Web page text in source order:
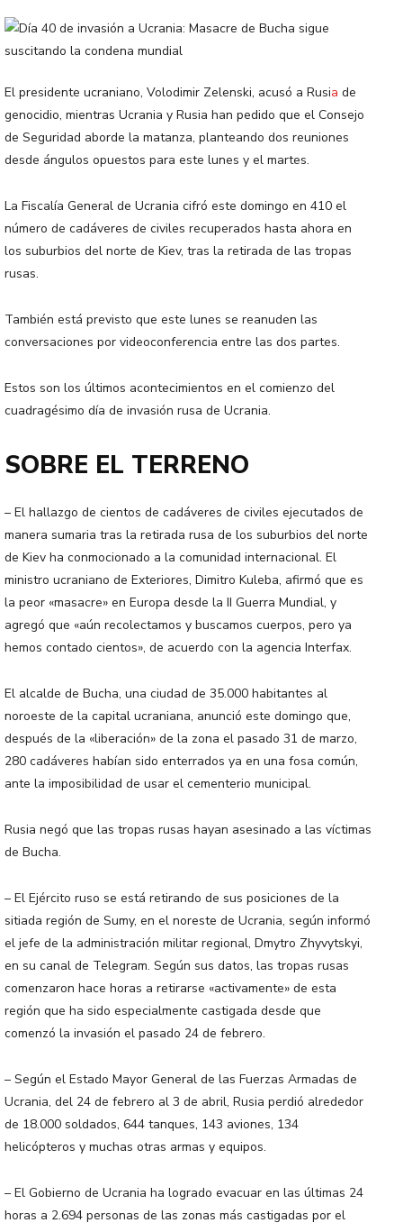
El presidente ucraniano, Volodimir Zelenski, acusó a Rusia de
genocidio, mientras Ucrania y Rusia han pedido que el Consejo
de Seguridad aborde la matanza, planteando dos reuniones
desde ángulos opuestos para este lunes y el martes.
La Fiscalía General de Ucrania cifró este domingo en 410 el
número de cadáveres de civiles recuperados hasta ahora en
los suburbios del norte de Kiev, tras la retirada de las tropas
rusas.
También está previsto que este lunes se reanuden las
conversaciones por videoconferencia entre las dos partes.
Estos son los últimos acontecimientos en el comienzo del
cuadragésimo día de invasión rusa de Ucrania.
SOBRE EL TERRENO
– El hallazgo de cientos de cadáveres de civiles ejecutados de
manera sumaria tras la retirada rusa de los suburbios del norte
de Kiev ha conmocionado a la comunidad internacional. El
ministro ucraniano de Exteriores, Dimitro Kuleba, afirmó que es
la peor «masacre» en Europa desde la II Guerra Mundial, y
agregó que «aún recolectamos y buscamos cuerpos, pero ya
hemos contado cientos», de acuerdo con la agencia Interfax.
El alcalde de Bucha, una ciudad de 35.000 habitantes al
noroeste de la capital ucraniana, anunció este domingo que,
después de la «liberación» de la zona el pasado 31 de marzo,
280 cadáveres habían sido enterrados ya en una fosa común,
ante la imposibilidad de usar el cementerio municipal.
Rusia negó que las tropas rusas hayan asesinado a las víctimas
de Bucha.
– El Ejército ruso se está retirando de sus posiciones de la
sitiada región de Sumy, en el noreste de Ucrania, según informó
el jefe de la administración militar regional, Dmytro Zhyvytskyi,
en su canal de Telegram. Según sus datos, las tropas rusas
comenzaron hace horas a retirarse «activamente» de esta
región que ha sido especialmente castigada desde que
comenzó la invasión el pasado 24 de febrero.
– Según el Estado Mayor General de las Fuerzas Armadas de
Ucrania, del 24 de febrero al 3 de abril, Rusia perdió alrededor
de 18.000 soldados, 644 tanques, 143 aviones, 134
helicópteros y muchas otras armas y equipos.
– El Gobierno de Ucrania ha logrado evacuar en las últimas 24
horas a 2.694 personas de las zonas más castigadas por el